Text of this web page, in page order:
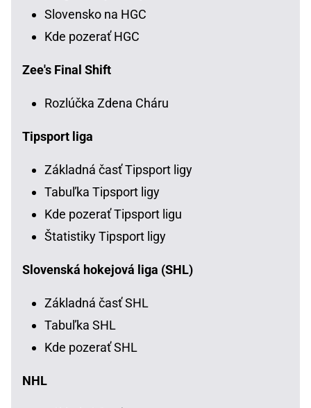
Slovensko na HGC
Kde pozerať HGC
Zee's Final Shift
Rozlúčka Zdena Cháru
Tipsport liga
Základná časť Tipsport ligy
Tabuľka Tipsport ligy
Kde pozerať Tipsport ligu
Štatistiky Tipsport ligy
Slovenská hokejová liga (SHL)
Základná časť SHL
Tabuľka SHL
Kde pozerať SHL
NHL